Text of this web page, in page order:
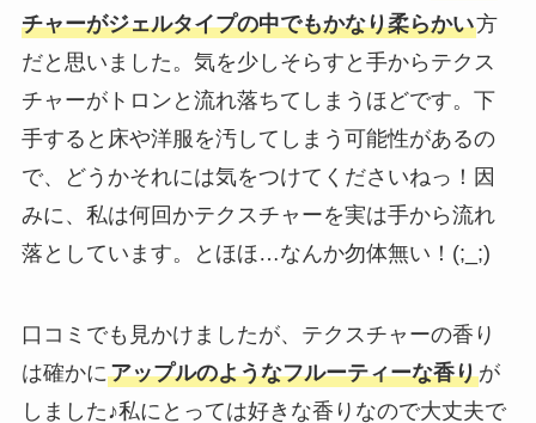
チャーがジェルタイプの中でもかなり柔らかい方
だと思いました。気を少しそらすと手からテクス
チャーがトロンと流れ落ちてしまうほどです。下
手すると床や洋服を汚してしまう可能性があるの
で、どうかそれには気をつけてくださいねっ！因
みに、私は何回かテクスチャーを実は手から流れ
落としています。とほほ…なんか勿体無い！(;_;)
口コミでも見かけましたが、テクスチャーの香り
は確かにアップルのようなフルーティーな香りが
しました♪私にとっては好きな香りなので大丈夫で